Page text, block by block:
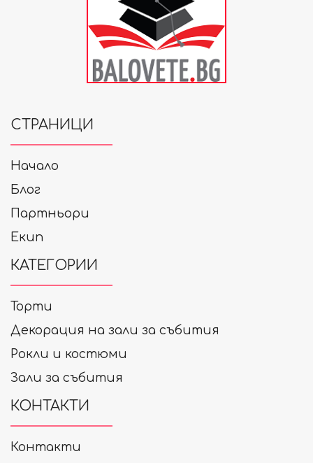
СТРАНИЦИ
Начало
Блог
Партньори
Екип
КАТЕГОРИИ
Торти
Декорация на зали за събития
Рокли и костюми
Зали за събития
КОНТАКТИ
Контакти